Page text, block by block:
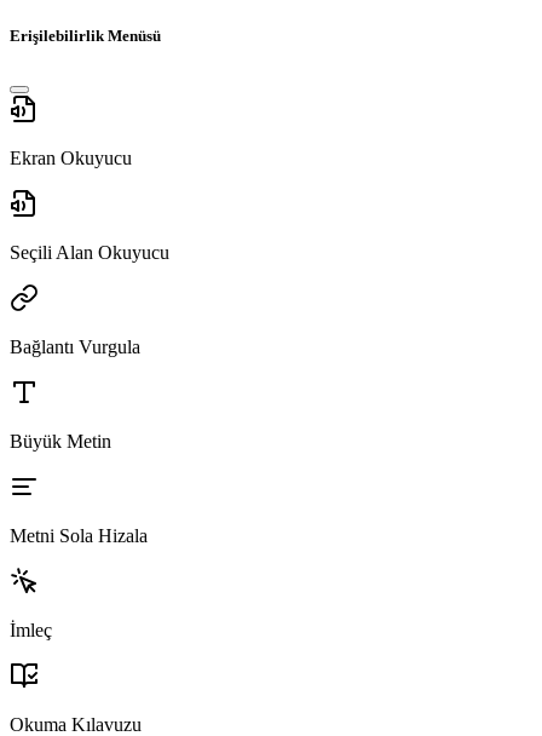
Erişilebilirlik Menüsü
Ekran Okuyucu
Seçili Alan Okuyucu
Bağlantı Vurgula
Büyük Metin
Metni Sola Hizala
İmleç
Okuma Kılavuzu